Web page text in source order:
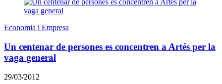
Economia i Empresa
Un centenar de persones es concentren a Artés per la
vaga general
29/03/2012